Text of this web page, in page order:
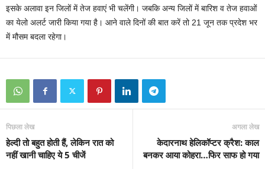
इसके अलावा इन जिलों में तेज हवाएं भी चलेंगी। जबकि अन्य जिलों में बारिश व तेज हवाओं
का येलो अलर्ट जारी किया गया है। आने वाले दिनों की बात करें तो 21 जून तक प्रदेश भर
में मौसम बदला रहेगा।
पिछला लेख
हेल्दी तो बहुत होती हैं, लेकिन रात को
नहीं खानी चाहिए ये 5 चीजें
अगला लेख
केदारनाथ हेलिकॉप्टर क्रैश: काल
बनकर आया कोहरा…फिर साफ हो गया